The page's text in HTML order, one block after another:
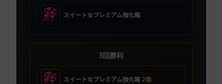
スイートなプレミアム強化箱
3回勝利
スイートなプレミアム強化箱2個